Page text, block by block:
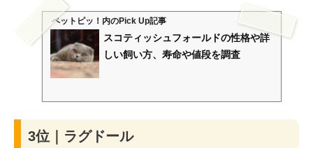
ペットピッ！ 内のPick Up記事
スコティッシュフォールドの性格や詳
しい飼い方、寿命や値段を調査
3位｜ラグドール